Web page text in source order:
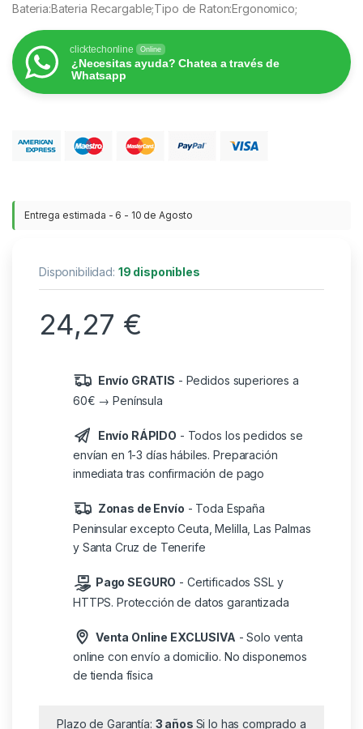
Bateria:Bateria Recargable;Tipo de Raton:Ergonomico;
clicktechonline Online
¿Necesitas ayuda? Chatea a través de
Whatsapp
Entrega estimada - 6 - 10 de Agosto
Disponibilidad: 19 disponibles
24,27 €
Envío GRATIS - Pedidos superiores a
60€ → Península
Envío RÁPIDO - Todos los pedidos se
envían en 1-3 días hábiles. Preparación
inmediata tras confirmación de pago
Zonas de Envío - Toda España
Peninsular excepto Ceuta, Melilla, Las Palmas
y Santa Cruz de Tenerife
Pago SEGURO - Certificados SSL y
HTTPS. Protección de datos garantizada
Venta Online EXCLUSIVA - Solo venta
online con envío a domicilio. No disponemos
de tienda física
Plazo de Garantía: 3 años Si lo has comprado a